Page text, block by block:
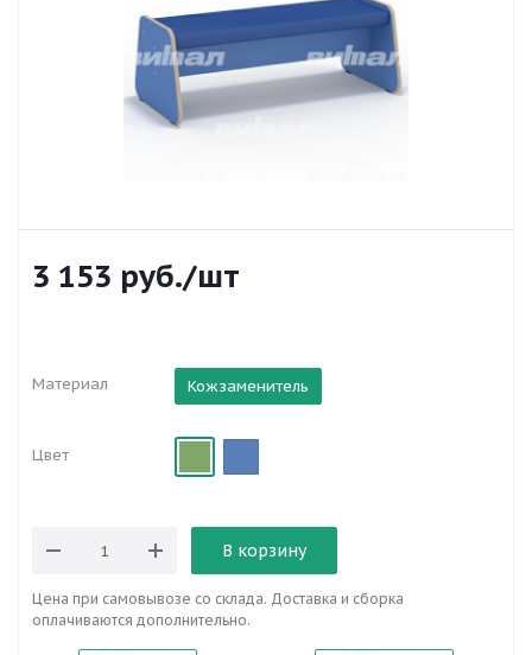
3 153 руб./шт
Материал Кожзаменитель
Цвет
В корзину
Цена при самовывозе со склада. Доставка и сборка
оплачиваются дополнительно.